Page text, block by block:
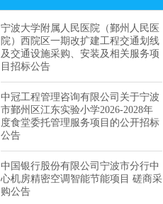
宁波大学附属人民医院（鄞州人民医
院）西院区一期改扩建工程交通划线
及交通设施采购、安装及相关服务项
目招标公告
中冠工程管理咨询有限公司关于宁波
市鄞州区江东实验小学2026-2028年
度食堂委托管理服务项目的公开招标
公告
中国银行股份有限公司宁波市分行中
心机房精密空调智能节能项目 磋商采
购公告